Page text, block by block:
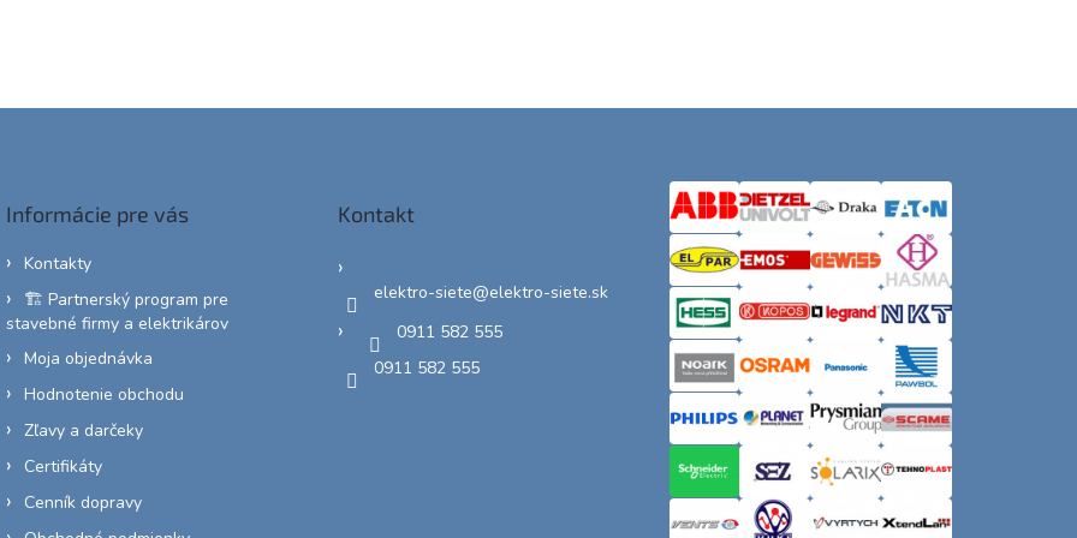
Informácie pre vás
Kontakty
🏗️ Partnerský program pre
stavebné firmy a elektrikárov
Moja objednávka
Hodnotenie obchodu
Zľavy a darčeky
Certifikáty
Cenník dopravy
Kontakt
elektro-siete@elektro-siete.sk
0911 582 555
0911 582 555